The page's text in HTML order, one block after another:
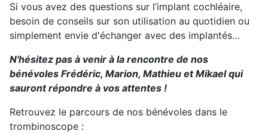
Si vous avez des questions sur l’implant cochléaire,
besoin de conseils sur son utilisation au quotidien ou
simplement envie d'échanger avec des implantés…
N'hésitez pas à venir à la rencontre de nos
bénévoles Frédéric, Marion, Mathieu et Mikael qui
sauront répondre à vos attentes !
Retrouvez le parcours de nos bénévoles dans le
trombinoscope :